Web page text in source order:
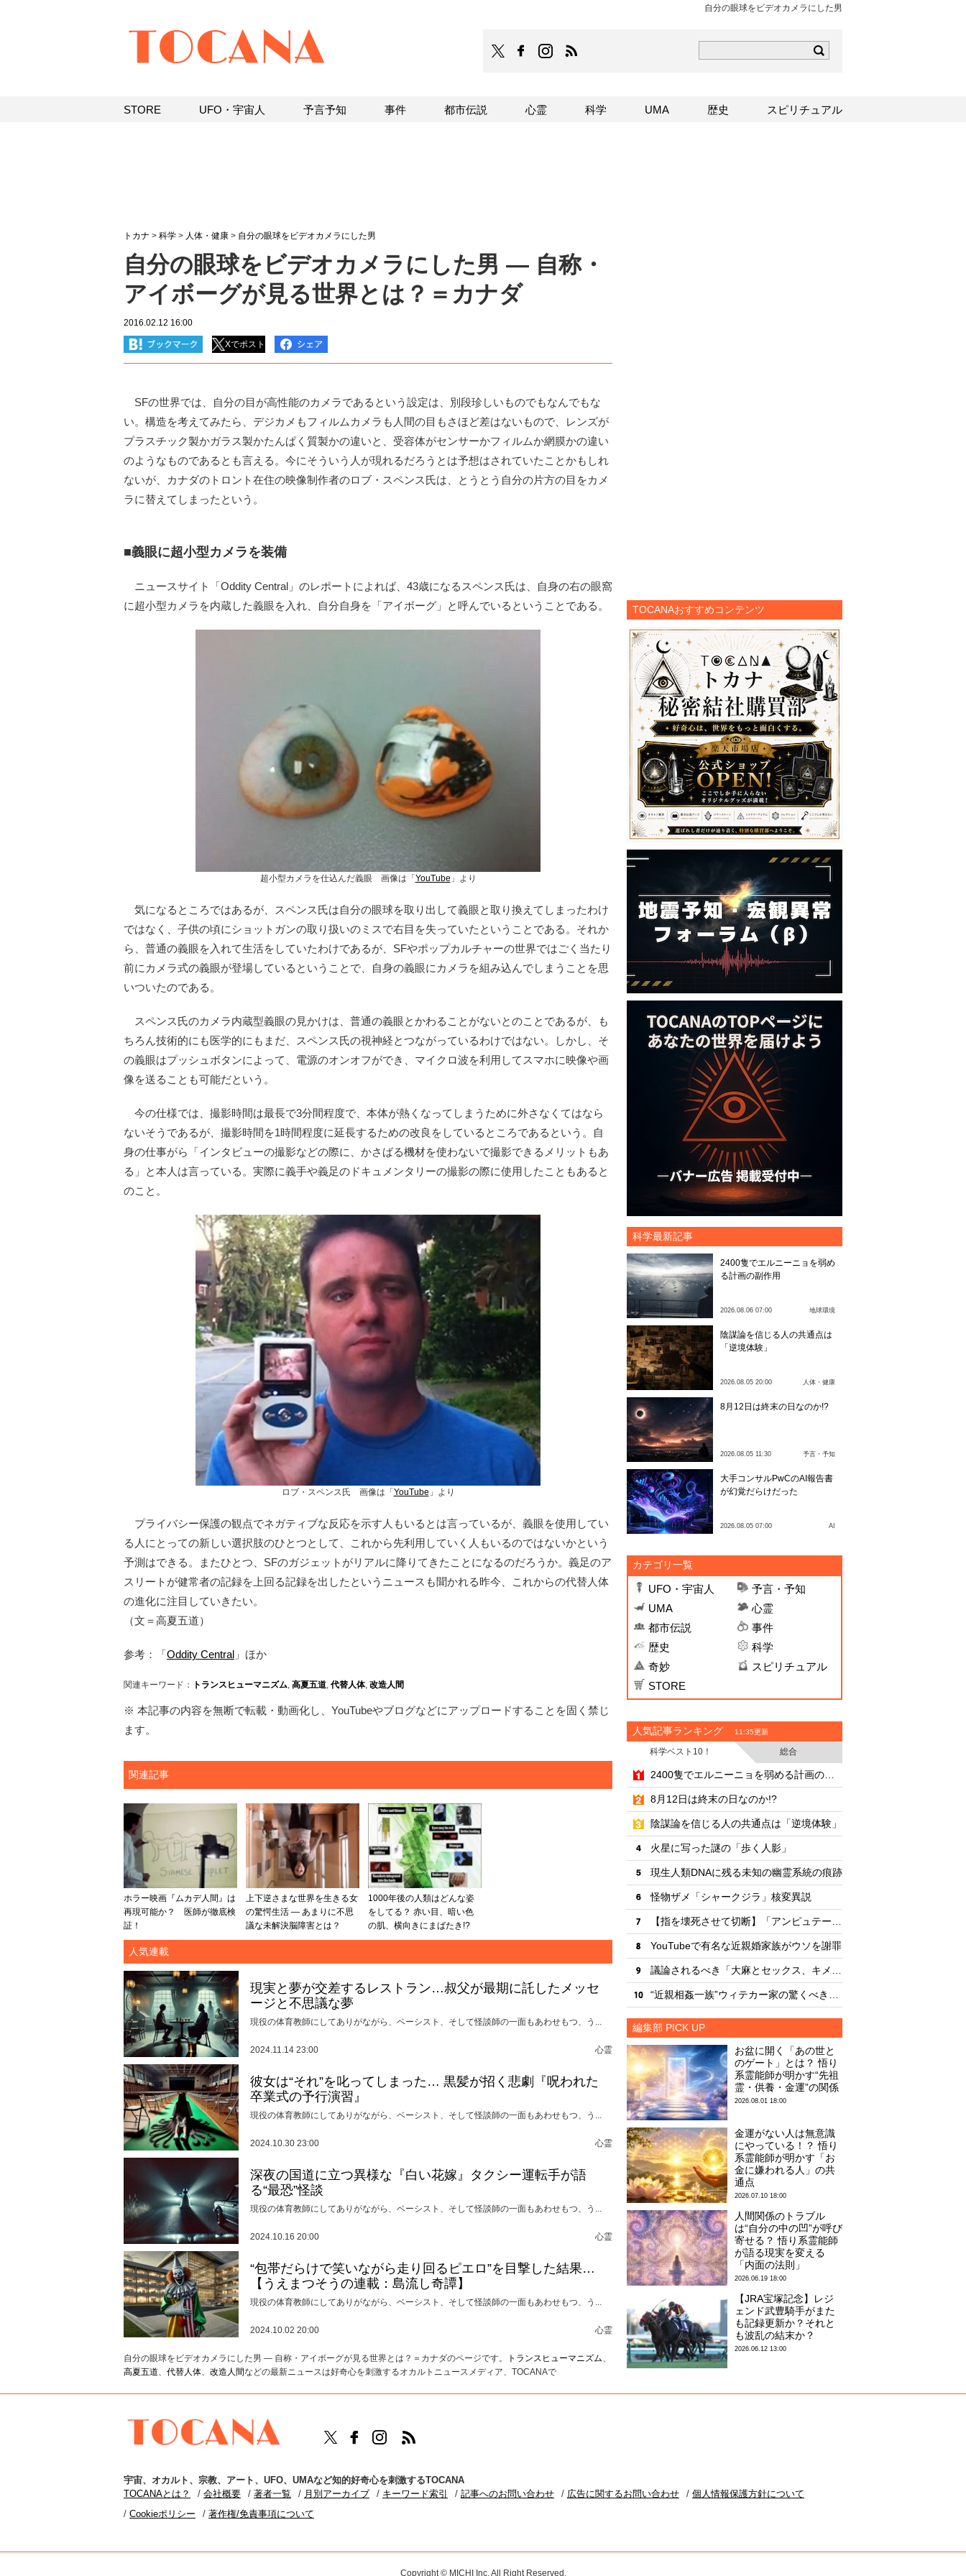
自分の眼球をビデオカメラにした男
TOCANAのFacebookはこちら
TOCANAのinstagramはこちら
トカナ > 科学 > 人体・健康 > 自分の眼球をビデオカメラにした男
自分の眼球をビデオカメラにした男 ― 自称・
アイボーグが見る世界とは？＝カナダ
2016.02.12 16:00
Xでポスト
SFの世界では、自分の目が高性能のカメラであるという設定は、別段珍しいものでもなんでもな
い。構造を考えてみたら、デジカメもフィルムカメラも人間の目もさほど差はないもので、レンズが
プラスチック製かガラス製かたんぱく質製かの違いと、受容体がセンサーかフィルムか網膜かの違い
のようなものであるとも言える。今にそういう人が現れるだろうとは予想はされていたことかもしれ
ないが、カナダのトロント在住の映像制作者のロブ・スペンス氏は、とうとう自分の片方の目をカメ
ラに替えてしまったという。
■義眼に超小型カメラを装備
ニュースサイト「Oddity Central」のレポートによれば、43歳になるスペンス氏は、自身の右の眼窩
に超小型カメラを内蔵した義眼を入れ、自分自身を「アイボーグ」と呼んでいるということである。
超小型カメラを仕込んだ義眼　画像は「 YouTube 」より
気になるところではあるが、スペンス氏は自分の眼球を取り出して義眼と取り換えてしまったわけ
ではなく、子供の頃にショットガンの取り扱いのミスで右目を失っていたということである。それか
ら、普通の義眼を入れて生活をしていたわけであるが、SFやポップカルチャーの世界ではごく当たり
前にカメラ式の義眼が登場しているということで、自身の義眼にカメラを組み込んでしまうことを思
いついたのである。
スペンス氏のカメラ内蔵型義眼の見かけは、普通の義眼とかわることがないとのことであるが、も
ちろん技術的にも医学的にもまだ、スペンス氏の視神経とつながっているわけではない。しかし、そ
の義眼はプッシュボタンによって、電源のオンオフができ、マイクロ波を利用してスマホに映像や画
像を送ることも可能だという。
今の仕様では、撮影時間は最長で3分間程度で、本体が熱くなってしまうために外さなくてはなら
ないそうであるが、撮影時間を1時間程度に延長するための改良をしているところであるという。自
身の仕事がら「インタビューの撮影などの際に、かさばる機材を使わないで撮影できるメリットもあ
る」と本人は言っている。実際に義手や義足のドキュメンタリーの撮影の際に使用したこともあると
のこと。
ロブ・スペンス氏　画像は「 YouTube 」より
プライバシー保護の観点でネガティブな反応を示す人もいるとは言っているが、義眼を使用してい
る人にとっての新しい選択肢のひとつとして、これから先利用していく人もいるのではないかという
予測はできる。またひとつ、SFのガジェットがリアルに降りてきたことになるのだろうか。義足のア
スリートが健常者の記録を上回る記録を出したというニュースも聞かれる昨今、これからの代替人体
の進化に注目していきたい。
（文＝高夏五道）
参考：「Oddity Central 」ほか
関連キーワード： トランスヒューマニズム, 高夏五道, 代替人体, 改造人間
※ 本記事の内容を無断で転載・動画化し、YouTubeやブログなどにアップロードすることを固く禁じ
ます。
関連記事
ホラー映画『ムカデ人間』は
再現可能か？ 医師が徹底検
証！
上下逆さまな世界を生きる女
の驚愕生活 ― あまりに不思
議な未解決脳障害とは？
1000年後の人類はどんな姿
をしてる？ 赤い目、暗い色
の肌、横向きにまばたき!?
人気連載
現実と夢が交差するレストラン…叔父が最期に託したメッセ
ージと不思議な夢
現役の体育教師にしてありがながら、ベーシスト、そして怪談師の一面もあわせもつ、う...
2024.11.14 23:00 心霊
彼女は“それ”を叱ってしまった… 黒髪が招く悲劇『呪われた
卒業式の予行演習』
現役の体育教師にしてありがながら、ベーシスト、そして怪談師の一面もあわせもつ、う...
2024.10.30 23:00 心霊
深夜の国道に立つ異様な『白い花嫁』タクシー運転手が語
る“最恐”怪談
現役の体育教師にしてありがながら、ベーシスト、そして怪談師の一面もあわせもつ、う...
2024.10.16 20:00 心霊
“包帯だらけで笑いながら走り回るピエロ”を目撃した結果…
【うえまつそうの連載：島流し奇譚】
現役の体育教師にしてありがながら、ベーシスト、そして怪談師の一面もあわせもつ、う...
2024.10.02 20:00 心霊
自分の眼球をビデオカメラにした男 ― 自称・アイボーグが見る世界とは？＝カナダのページです。 トランスヒューマニズム、
高夏五道、 代替人体、 改造人間などの最新ニュースは好奇心を刺激するオカルトニュースメディア、TOCANAで
TOCANAおすすめコンテンツ
科学最新記事
2400隻でエルニーニョを弱め
る計画の副作用
2026.08.06 07:00 地球環境
陰謀論を信じる人の共通点は
「逆境体験」
2026.08.05 20:00 人体・健康
8月12日は終末の日なのか!?
2026.08.05 11:30 予言・予知
大手コンサルPwCのAI報告書
が幻覚だらけだった
2026.08.05 07:00 AI
カテゴリ一覧
UFO・宇宙人
予言・予知
UMA
心霊
都市伝説
事件
歴史
科学
奇妙
スピリチュアル
STORE
人気記事ランキング 11:35更新
科学ベスト10！
総合
・
・
8月12日は終末の日なのか!?
・
陰謀論を信じる人の共通点は「逆境体験」
・
火星に写った謎の「歩く人影」
・
現生人類DNAに残る未知の幽霊系統の痕跡
・
怪物ザメ「シャークジラ」核変異説
・
・
YouTubeで有名な近親婚家族がウソを謝罪
・
・
編集部 PICK UP
お盆に開く「あの世と
のゲート」とは？ 悟り
系霊能師が明かす“先祖
霊・供養・金運”の関係
2026.08.01 18:00
金運がない人は無意識
にやっている！？ 悟り
系霊能師が明かす「お
金に嫌われる人」の共
通点
2026.07.10 18:00
人間関係のトラブル
は“自分の中の凹”が呼び
寄せる？ 悟り系霊能師
が語る現実を変える
「内面の法則」
2026.06.19 18:00
【JRA宝塚記念】レジ
ェンド武豊騎手がまた
も記録更新か？それと
も波乱の結末か？
2026.06.12 13:00
TOCANAのFacebookはこちら
TOCANAのinstagramはこちら
宇宙、 オカルト 、 宗教、 アート 、 UFO、 UMAなど知的好奇心を刺激するTOCANA
TOCANAとは？
会社概要 著者一覧 月別アーカイブ キーワード索引 記事へのお問い合わせ 広告に関するお問い合わせ
個人情報保護方針について
Cookieポリシー
著作権/免責事項について
Copyright © MICHI Inc. All Right Reserved.
STORE UFO・宇宙人 予言予知 事件 都市伝説 心霊 科学 UMA 歴史 スピリチュアル